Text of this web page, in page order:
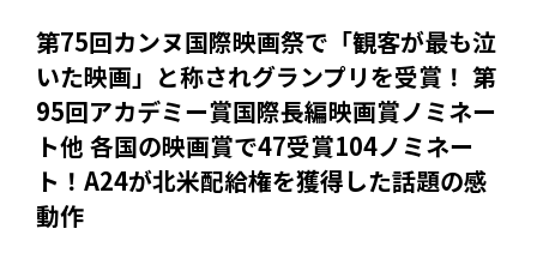
第75回カンヌ国際映画祭で「観客が最も泣
いた映画」と称されグランプリを受賞！ 第
95回アカデミー賞国際長編映画賞ノミネー
ト他 各国の映画賞で47受賞104ノミネー
ト！A24が北米配給権を獲得した話題の感
動作